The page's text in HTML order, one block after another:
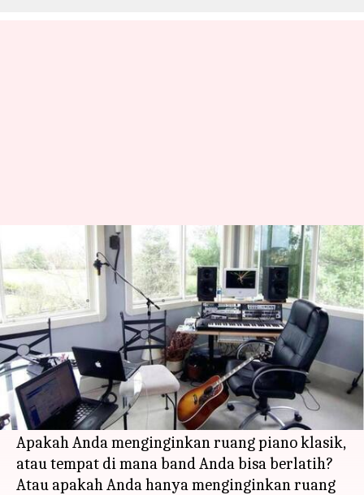
Inilah cara membuat ruang
musik di rumah
menulis Bob Feb 23, 2024 11:46 am
Apa ceritanya
Sebelum Anda membuat ruang musik di rumah,
Anda perlu memutuskan kasus penggunaan
pastinya.
Apakah Anda menginginkan ruang piano klasik,
atau tempat di mana band Anda bisa berlatih?
Atau apakah Anda hanya menginginkan ruang